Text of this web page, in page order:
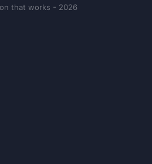
that works - 2026